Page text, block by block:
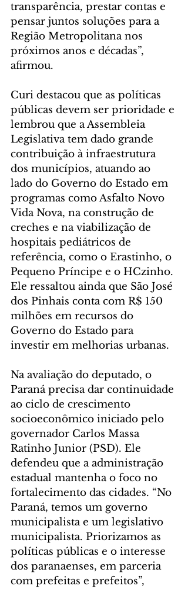
transparência, prestar contas e
pensar juntos soluções para a
Região Metropolitana nos
próximos anos e décadas”,
afirmou.
Curi destacou que as políticas
públicas devem ser prioridade e
lembrou que a Assembleia
Legislativa tem dado grande
contribuição à infraestrutura
dos municípios, atuando ao
lado do Governo do Estado em
programas como Asfalto Novo
Vida Nova, na construção de
creches e na viabilização de
hospitais pediátricos de
referência, como o Erastinho, o
Pequeno Príncipe e o HCzinho.
Ele ressaltou ainda que São José
dos Pinhais conta com R$ 150
milhões em recursos do
Governo do Estado para
investir em melhorias urbanas.
Na avaliação do deputado, o
Paraná precisa dar continuidade
ao ciclo de crescimento
socioeconômico iniciado pelo
governador Carlos Massa
Ratinho Junior (PSD). Ele
defendeu que a administração
estadual mantenha o foco no
fortalecimento das cidades. “No
Paraná, temos um governo
municipalista e um legislativo
municipalista. Priorizamos as
políticas públicas e o interesse
dos paranaenses, em parceria
com prefeitas e prefeitos”,